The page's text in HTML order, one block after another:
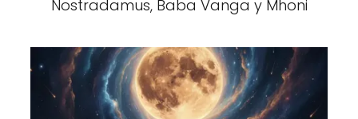
Nostradamus, Baba Vanga y Mhoni